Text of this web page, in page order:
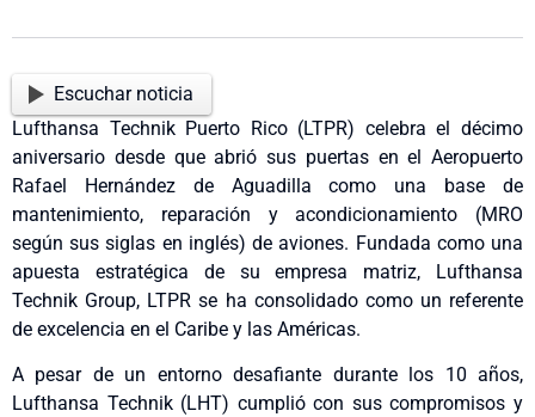
Escuchar noticia
Lufthansa Technik Puerto Rico (LTPR) celebra el décimo
aniversario desde que abrió sus puertas en el Aeropuerto
Rafael Hernández de Aguadilla como una base de
mantenimiento, reparación y acondicionamiento (MRO
según sus siglas en inglés) de aviones. Fundada como una
apuesta estratégica de su empresa matriz, Lufthansa
Technik Group, LTPR se ha consolidado como un referente
de excelencia en el Caribe y las Américas.
A pesar de un entorno desafiante durante los 10 años,
Lufthansa Technik (LHT) cumplió con sus compromisos y